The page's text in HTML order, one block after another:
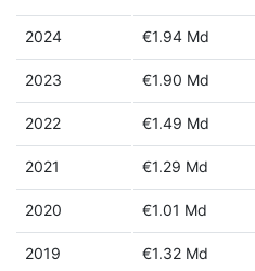
2024 €1.94 Md
2023 €1.90 Md
2022 €1.49 Md
2021 €1.29 Md
2020 €1.01 Md
2019 €1.32 Md